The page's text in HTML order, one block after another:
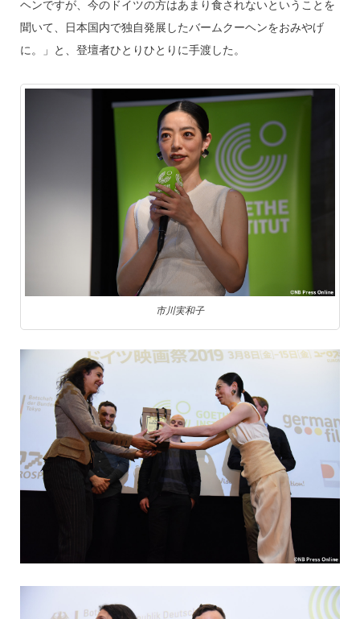
ヘンですが、今のドイツの方はあまり食されないということを
聞いて、日本国内で独自発展したバームクーヘンをおみやげ
に。」と、登壇者ひとりひとりに手渡した。
市川実和子